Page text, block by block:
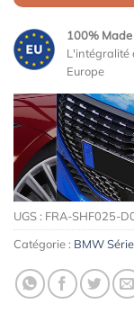
100%
L'intégralité
Europe
UGS : FRA-SHF025-
Catégorie : BMW